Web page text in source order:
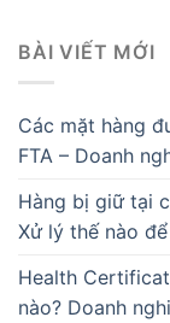
BÀI VIẾT MỚI
Các mặt hàng
FTA – Doanh
Hàng bị giữ tại
Xử lý thế nào
Health
nào? Doanh